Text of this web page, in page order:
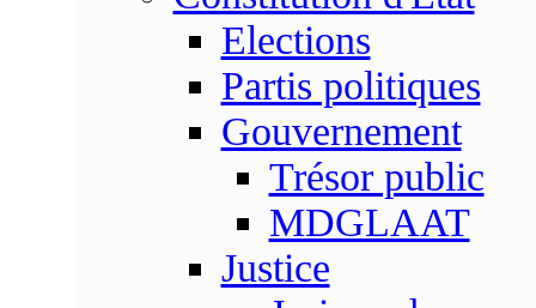
Elections
Partis politiques
Gouvernement
Trésor public
MDGLAAT
Justice